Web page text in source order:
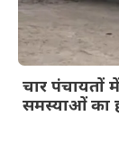
चार पंचायतों
समस्याओं का